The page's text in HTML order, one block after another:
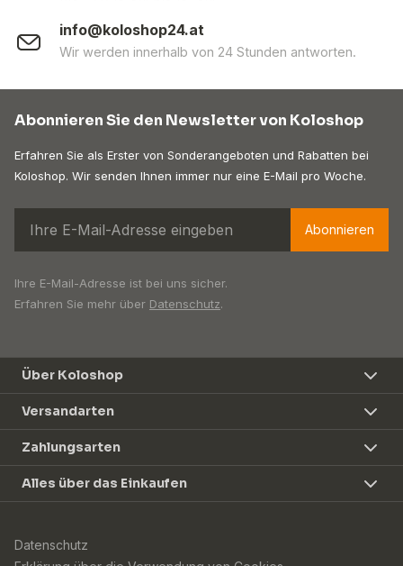
info@koloshop24.at
Wir werden innerhalb von 24 Stunden antworten.
Abonnieren Sie den Newsletter von Koloshop
Erfahren Sie als Erster von Sonderangeboten und Rabatten bei
Koloshop. Wir senden Ihnen immer nur eine E-Mail pro Woche.
Abonnieren
Ihre E-Mail-Adresse ist bei uns sicher.
Erfahren Sie mehr über Datenschutz.
Über Koloshop
Versandarten
Zahlungsarten
Alles über das Einkaufen
Datenschutz